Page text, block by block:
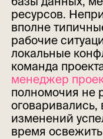
ресурсов.
вполне
рабочие
локальные
команда
менеджер
полномочия не
оговаривались,
изменений
время